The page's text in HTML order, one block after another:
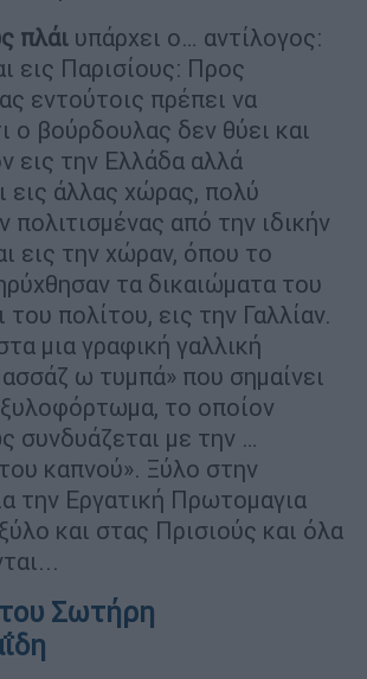
πλάι υπάρχει ο… αντίλογος:
εις Παρισίους: Προς
εντούτοις πρέπει να
ο βούρδουλας δεν θύει και
εις την Ελλάδα αλλά
εις άλλας χώρας, πολύ
πολιτισμένας από την ιδικήν
εις την χώραν, όπου το
τα δικαιώματα του
πολίτου, εις την Γαλλίαν.
μια γραφική γαλλική
ω τυμπά» που σημαίνει
το οποίον
συνδυάζεται με την …
καπνού». Ξύλο στην
την Εργατική Πρωτομαγια
και στας Πρισιούς και όλα
Σωτήρη